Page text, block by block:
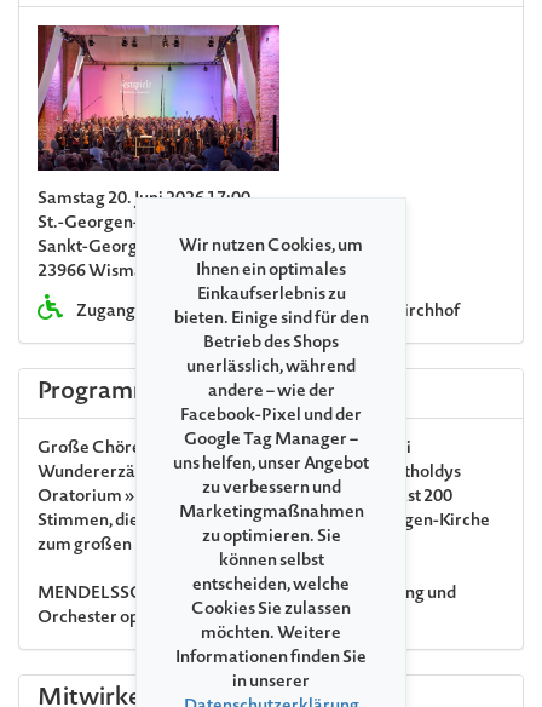
Samstag 20. Juni 2026 17:00
St.-Georgen-Kirche Wismar
Sankt-Georgen-Kirchhof
23966 Wismar
Zugang über Seiteneingang St.-Georgen-Kirchhof
Programm
Große Chöre, dramatische Musik und gleich drei
Wundererzählungen — das ist Mendelssohn Bartholdys
Oratorium »Elias«. Und ideales Terrain für die fast 200
Stimmen, die sich bei »MV singt« in der St.-Georgen-Kirche
zum großen Mitsing-Ereignis zusammenfinden.
MENDELSSOHN BARTHOLDY»Elias« für Gesang und
Orchester op. 70
Mitwirkende
Wir nutzen Cookies, um
Ihnen ein optimales
Einkaufserlebnis zu
bieten. Einige sind für den
Betrieb des Shops
unerlässlich, während
andere – wie der
Facebook-Pixel und der
Google Tag Manager –
uns helfen, unser Angebot
zu verbessern und
Marketingmaßnahmen
zu optimieren. Sie
können selbst
entscheiden, welche
Cookies Sie zulassen
möchten. Weitere
Informationen finden Sie
in unserer